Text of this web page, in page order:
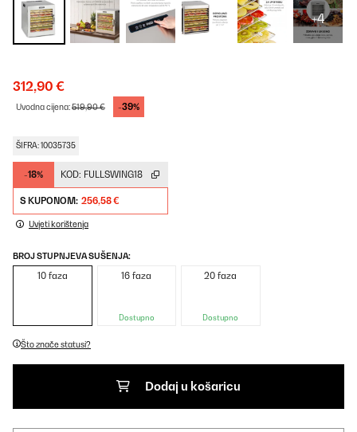
+4
312,90 €
Uvodna cijena:519,90 € -39%
ŠIFRA: 10035735
-18% KOD: FULLSWING18
S KUPONOM: 256,58 €
Uvjeti korištenja
BROJ STUPNJEVA SUŠENJA:
10 faza 16 faza
Dostupno
20 faza
Dostupno
Što znače statusi?
Dodaj u košaricu